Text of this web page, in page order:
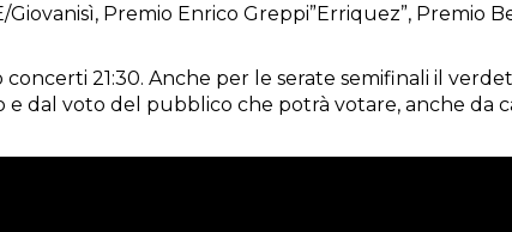
Giovanisì, Premio Enrico Greppi”Erriquez”, Premio
21:30. Anche per le serate semifinali il
dal voto del pubblico che potrà votare, anche da